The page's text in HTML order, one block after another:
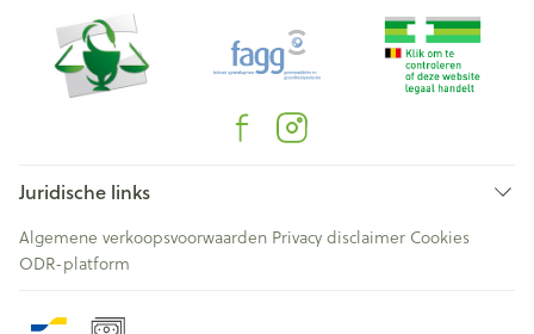
Juridische links
Algemene verkoopsvoorwaarden Privacy disclaimer Cookies
ODR-platform